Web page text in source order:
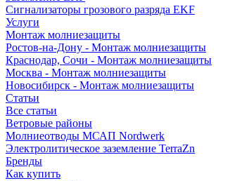
Сигнализаторы грозового разряда EKF
Услуги
Монтаж молниезащиты
Ростов-на-Дону - Монтаж молниезащиты
Краснодар, Сочи - Монтаж молниезащиты
Москва - Монтаж молниезащиты
Новосибирск - Монтаж молниезащиты
Статьи
Все статьи
Ветровые районы
Молниеотводы МСАП Nordwerk
Электролитическое заземление TerraZn
Бренды
Как купить